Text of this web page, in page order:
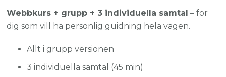
Webbkurs + grupp + 3 individuella samtal – för
dig som vill ha personlig guidning hela vägen.
Allt i grupp versionen
3 individuella samtal (45 min)